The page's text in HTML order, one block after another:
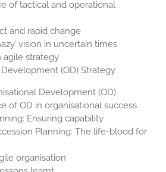
of tactical and operational
and rapid change
vision in uncertain times
agile strategy
(OD) Strategy
Development (OD)
of OD in organisational success
Ensuring capability
Planning: The life-blood for
organisation